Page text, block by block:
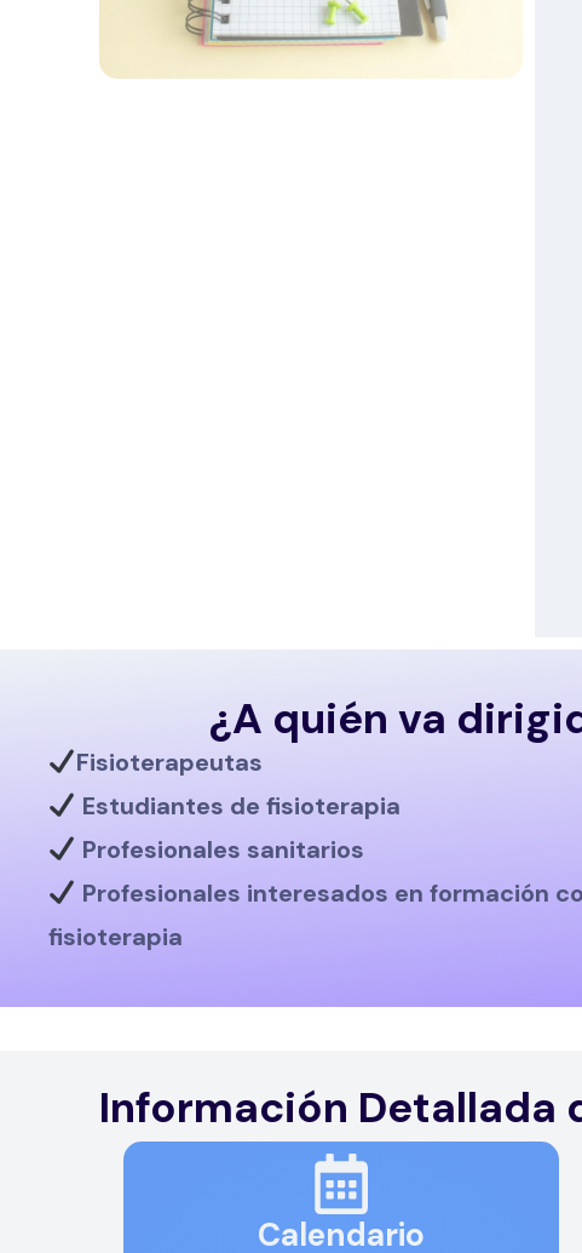
¿A quién va
Fisioterapeutas
Estudiantes de fisioterapia
Profesionales sanitarios
Profesionales interesados en formación
fisioterapia
Información Detallada
Calendario